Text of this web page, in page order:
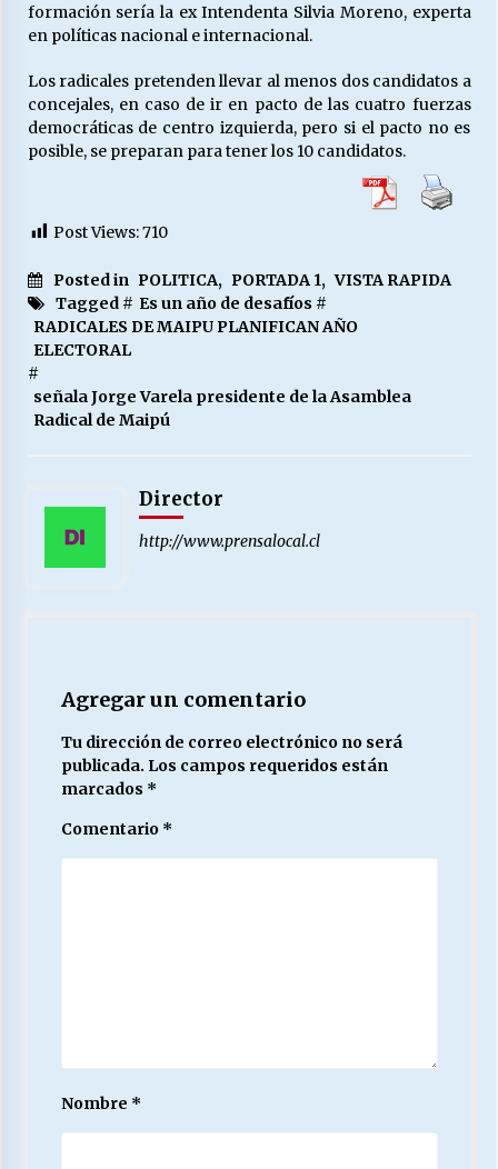
06/04/2026
formación sería la ex Intendenta Silvia Moreno, experta
en políticas nacional e internacional.
Los radicales pretenden llevar al menos dos candidatos a
concejales, en caso de ir en pacto de las cuatro fuerzas
democráticas de centro izquierda, pero si el pacto no es
posible, se preparan para tener los 10 candidatos.
Post Views:710
Posted in POLITICA, PORTADA 1, VISTA RAPIDA
Tagged # Es un año de desafíos #
RADICALES DE MAIPU PLANIFICAN AÑO
ELECTORAL
#
señala Jorge Varela presidente de la Asamblea
Radical de Maipú
Director
http://www.prensalocal.cl
Agregar un comentario
Tu dirección de correo electrónico no será
publicada. Los campos requeridos están
marcados *
Comentario *
Nombre *